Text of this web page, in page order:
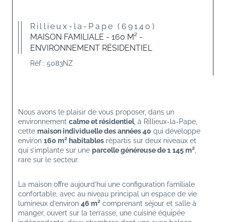
Rillieux-la-Pape (69140)
MAISON FAMILIALE - 160 M² -
ENVIRONNEMENT RÉSIDENTIEL
Réf : 5083NZ
Nous avons le plaisir de vous proposer, dans un
environnement calme et résidentiel, à Rillieux-la-Pape,
cette maison individuelle des années 40 qui développe
environ 160 m² habitables répartis sur deux niveaux et
qui s’implante sur une parcelle généreuse de 1 145 m²,
rare sur le secteur.
La maison offre aujourd’hui une configuration familiale
confortable, avec au niveau principal un espace de vie
lumineux d’environ 46 m² comprenant séjour et salle à
manger, ouvert sur la terrasse, une cuisine équipée